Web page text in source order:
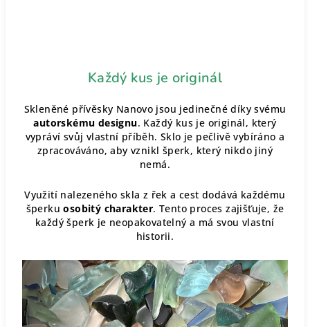
Každý kus je originál
Skleněné přívěsky Nanovo jsou jedinečné díky svému
autorskému designu. Každý kus je originál, který
vypráví svůj vlastní příběh. Sklo je pečlivě vybíráno a
zpracováváno, aby vznikl šperk, který nikdo jiný
nemá.
Využití nalezeného skla z řek a cest dodává každému
šperkuosobitý charakter. Tento proces zajišťuje, že
každý šperk je neopakovatelný a má svou vlastní
historii.